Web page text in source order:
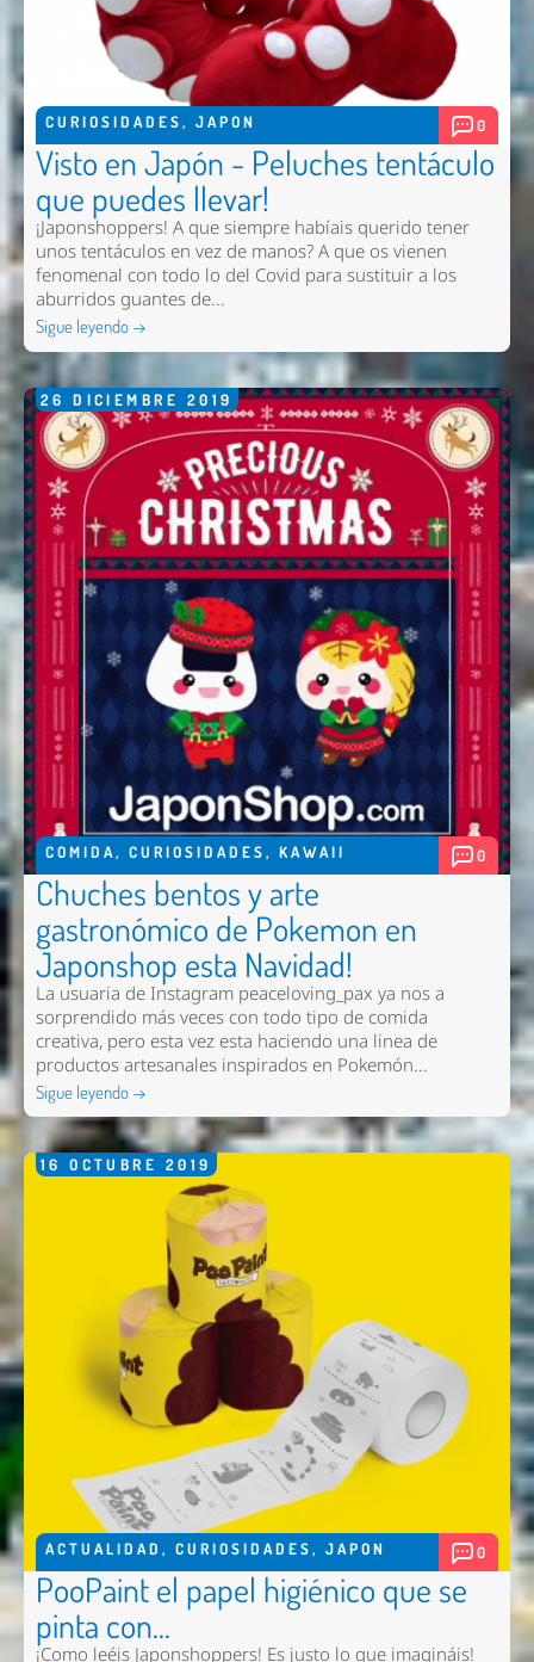
CURIOSIDADES, JAPON 0
Visto en Japón - Peluches tentáculo
que puedes llevar!
¡Japonshoppers! A que siempre habíais querido tener
unos tentáculos en vez de manos? A que os vienen
fenomenal con todo lo del Covid para sustituir a los
aburridos guantes de...
Sigue leyendo →
26 DICIEMBRE 2019
COMIDA, CURIOSIDADES, KAWAII 0
Chuches bentos y arte
gastronómico de Pokemon en
Japonshop esta Navidad!
La usuaria de Instagram peaceloving_pax ya nos a
sorprendido más veces con todo tipo de comida
creativa, pero esta vez esta haciendo una linea de
productos artesanales inspirados en Pokemón...
Sigue leyendo →
16 OCTUBRE 2019
ACTUALIDAD , CURIOSIDADES, JAPON 0
PooPaint el papel higiénico que se
pinta con...
¡Como leéis Japonshoppers! Es justo lo que imagináis!